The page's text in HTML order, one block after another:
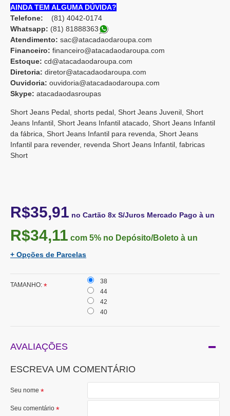
AINDA TEM ALGUMA DÚVIDA?
Telefone: (81) 4042-0174
Whatsapp: (81) 81888363
Atendimento: sac@atacadaodaroupa.com
Financeiro: financeiro@atacadaodaroupa.com
Estoque: cd@atacadaodaroupa.com
Diretoria: diretor@atacadaodaroupa.com
Ouvidoria: ouvidoria@atacadaodaroupa.com
Skype: atacadaodasroupas
Short Jeans Pedal, shorts pedal, Short Jeans Juvenil, Short
Jeans Infantil, Short Jeans Infantil atacado, Short Jeans Infantil
da fábrica, Short Jeans Infantil para revenda, Short Jeans
Infantil para revender, revenda Short Jeans Infantil, fabricas
Short
R$35,91 no Cartão 8x S/Juros Mercado Pago à un
R$34,11 com 5% no Depósito/Boleto à un
+ Opções de Parcelas
TAMANHO:
38
44
42
40
AVALIAÇÕES
ESCREVA UM COMENTÁRIO
Seu nome
Seu comentário